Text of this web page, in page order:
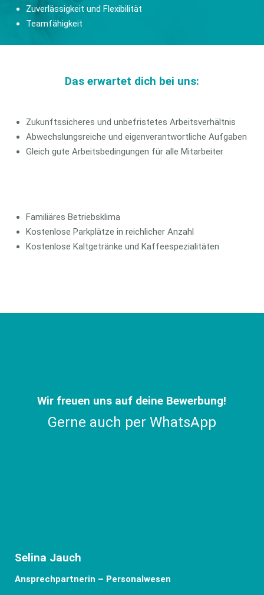
Zuverlässigkeit und Flexibilität
Teamfähigkeit
Das erwartet dich bei uns:
Zukunftssicheres und unbefristetes Arbeitsverhältnis
Abwechslungsreiche und eigenverantwortliche Aufgaben
Gleich gute Arbeitsbedingungen für alle Mitarbeiter
Familiäres Betriebsklima
Kostenlose Parkplätze in reichlicher Anzahl
Kostenlose Kaltgetränke und Kaffeespezialitäten
Wir freuen uns auf deine Bewerbung!
Gerne auch per WhatsApp
Selina Jauch
Ansprechpartnerin – Personalwesen